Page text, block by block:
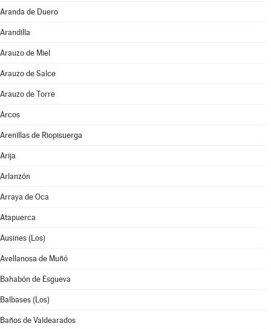
Aranda de Duero
Arandilla
Arauzo de Miel
Arauzo de Salce
Arauzo de Torre
Arcos
Arenillas de Riopisuerga
Arija
Arlanzón
Arraya de Oca
Atapuerca
Ausines (Los)
Avellanosa de Muñó
Bahabón de Esgueva
Balbases (Los)
Baños de Valdearados